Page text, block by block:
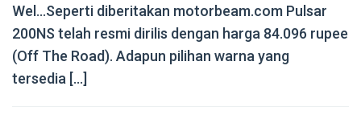
Wel…Seperti diberitakan motorbeam.com Pulsar
200NS telah resmi dirilis dengan harga 84.096 rupee
(Off The Road). Adapun pilihan warna yang
tersedia […]